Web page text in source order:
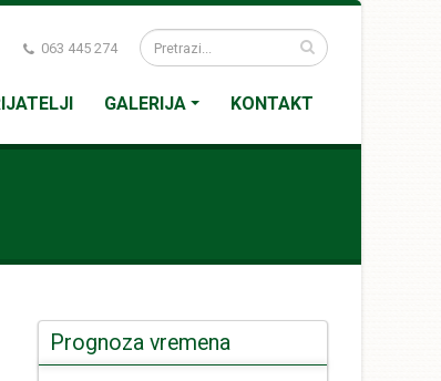
063 445 274
GALERIJA KONTAKT
Prognoza vremena